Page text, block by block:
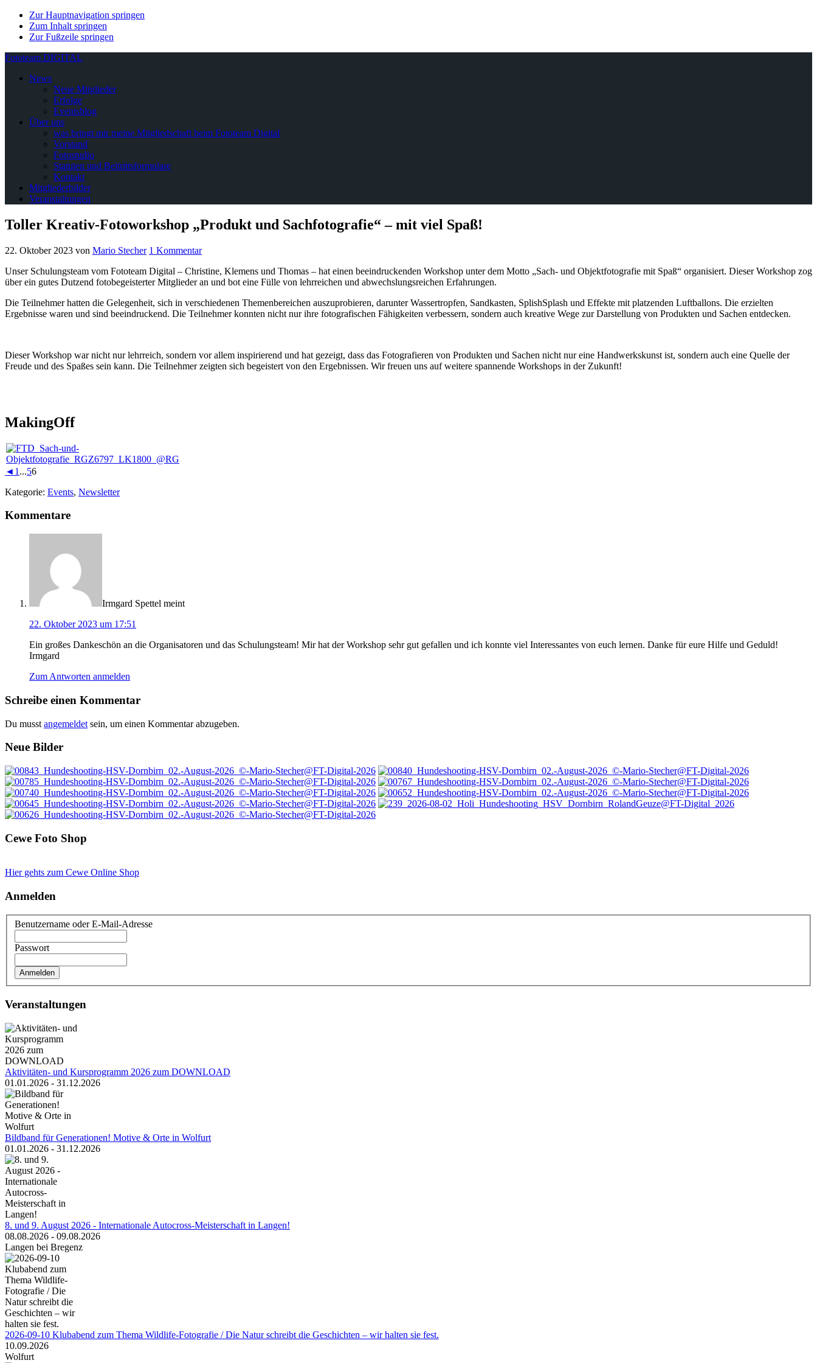
Zur Hauptnavigation springen
Zum Inhalt springen
Zur Fußzeile springen
Fototeam DIGITAL
News
Neue Mitglieder
Erfolge
Eventsblog
Über uns
was bringt mir meine Mitgliedschaft beim Fototeam Digital
Vorstand
Fotostudio
Statuten und Beitrittsformulare
Kontakt
Mitgliederbilder
Veranstaltungen
Toller Kreativ-Fotoworkshop „Produkt und Sachfotografie“ – mit viel Spaß!
22. Oktober 2023 von Mario Stecher 1 Kommentar
Unser Schulungsteam vom Fototeam Digital – Christine, Klemens und Thomas – hat einen beeindruckenden Workshop unter dem Motto „Sach- und Objektfotografie mit Spaß“ organisiert. Dieser Workshop zog
über ein gutes Dutzend fotobegeisterter Mitglieder an und bot eine Fülle von lehrreichen und abwechslungsreichen Erfahrungen.
Die Teilnehmer hatten die Gelegenheit, sich in verschiedenen Themenbereichen auszuprobieren, darunter Wassertropfen, Sandkasten, SplishSplash und Effekte mit platzenden Luftballons. Die erzielten
Ergebnisse waren und sind beeindruckend. Die Teilnehmer konnten nicht nur ihre fotografischen Fähigkeiten verbessern, sondern auch kreative Wege zur Darstellung von Produkten und Sachen entdecken.
Dieser Workshop war nicht nur lehrreich, sondern vor allem inspirierend und hat gezeigt, dass das Fotografieren von Produkten und Sachen nicht nur eine Handwerkskunst ist, sondern auch eine Quelle der
Freude und des Spaßes sein kann. Die Teilnehmer zeigten sich begeistert von den Ergebnissen. Wir freuen uns auf weitere spannende Workshops in der Zukunft!
MakingOff
◄ 1 ...56
Kategorie: Events, Newsletter
Leser-
Interaktionen
Kommentare
Irmgard Spettel meint
22. Oktober 2023 um 17:51
Ein großes Dankeschön an die Organisatoren und das Schulungsteam! Mir hat der Workshop sehr gut gefallen und ich konnte viel Interessantes von euch lernen. Danke für eure Hilfe und Geduld!
Irmgard
Zum Antworten anmelden
Schreibe einen Kommentar
Du musst angemeldet sein, um einen Kommentar abzugeben.
Footer
Neue Bilder
Cewe Foto Shop
Hier gehts zum Cewe Online Shop
Anmelden
Benutzername oder E-Mail-Adresse
Passwort
Veranstaltungen
Aktivitäten- und Kursprogramm 2026 zum DOWNLOAD
01.01.2026 - 31.12.2026
Bildband für Generationen! Motive & Orte in Wolfurt
01.01.2026 - 31.12.2026
8. und 9. August 2026 - Internationale Autocross-Meisterschaft in Langen!
08.08.2026 - 09.08.2026
Langen bei Bregenz
2026-09-10 Klubabend zum Thema Wildlife-Fotografie / Die Natur schreibt die Geschichten – wir halten sie fest.
10.09.2026
Wolfurt